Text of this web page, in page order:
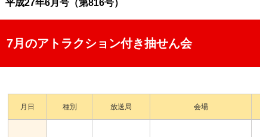
ビンゴ5
ナンバーズ
平成27年6月号（第816号）
7月のアトラクション付き抽せん会
月日 種別 放送局 会場